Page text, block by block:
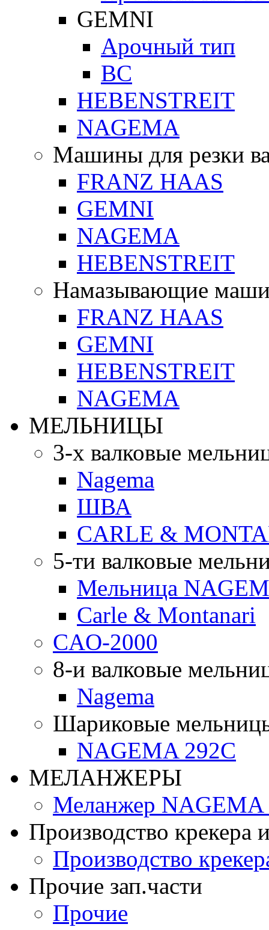
GEMNI
Арочный тип
ВС
HEBENSTREIT
NAGEMA
Машины для резки
FRANZ HAAS
GEMNI
NAGEMA
HEBENSTREIT
Намазывающие
FRANZ HAAS
GEMNI
HEBENSTREIT
NAGEMA
МЕЛЬНИЦЫ
3-х валковые
Nagema
ШВА
CARLE &
5-ти валковые
Мельница
Carle & Montanari
CAO-2000
8-и валковые
Nagema
Шариковые
NAGEMA 292C
МЕЛАНЖЕРЫ
Меланжер NAGEMA
Производство крекера
Производство
Прочие зап.части
Прочие